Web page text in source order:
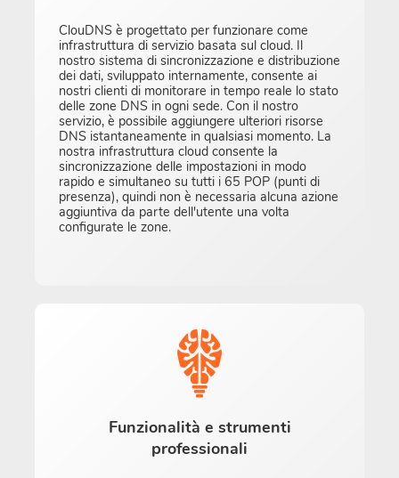
ClouDNS è progettato per funzionare come
infrastruttura di servizio basata sul cloud. Il
nostro sistema di sincronizzazione e distribuzione
dei dati, sviluppato internamente, consente ai
nostri clienti di monitorare in tempo reale lo stato
delle zone DNS in ogni sede. Con il nostro
servizio, è possibile aggiungere ulteriori risorse
DNS istantaneamente in qualsiasi momento. La
nostra infrastruttura cloud consente la
sincronizzazione delle impostazioni in modo
rapido e simultaneo su tutti i 65 POP (punti di
presenza), quindi non è necessaria alcuna azione
aggiuntiva da parte dell'utente una volta
configurate le zone.
Funzionalità e strumenti
professionali